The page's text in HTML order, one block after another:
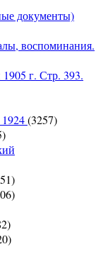
документы)
воспоминания.
г. Стр. 393.
(3257)